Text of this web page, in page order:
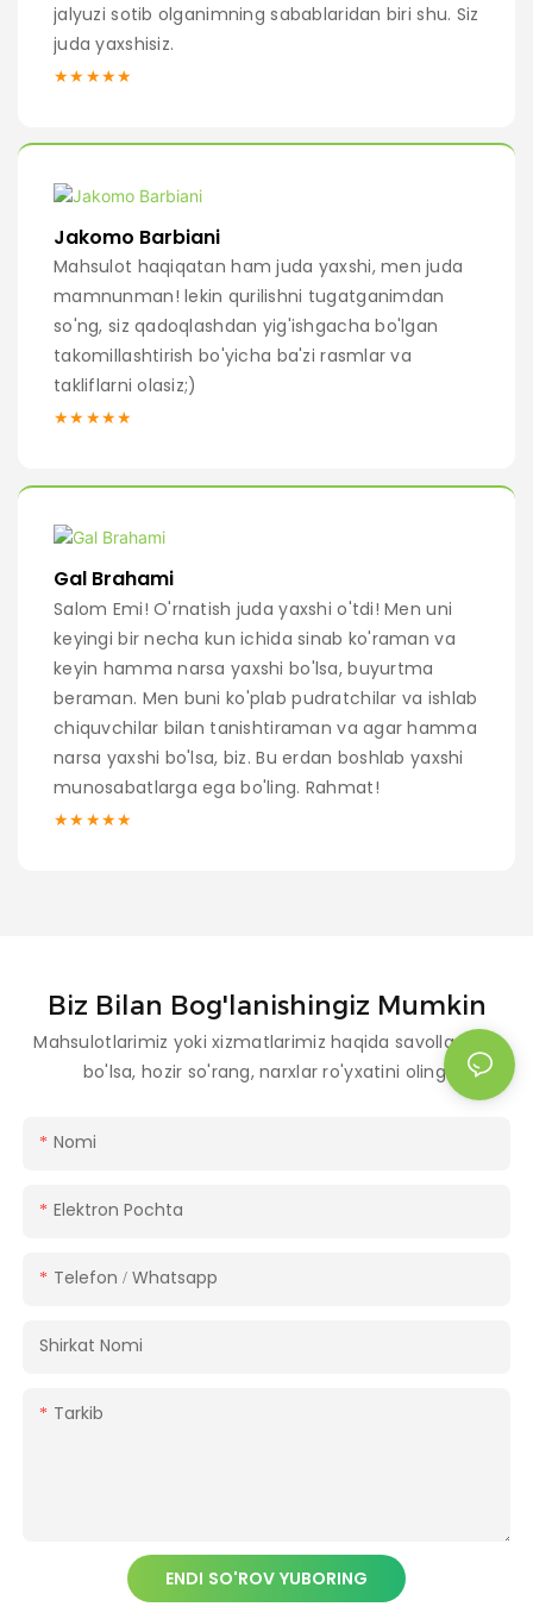
jalyuzi sotib olganimning sabablaridan biri shu. Siz
juda yaxshisiz.
★★★★★
Jakomo Barbiani
Mahsulot haqiqatan ham juda yaxshi, men juda
mamnunman! lekin qurilishni tugatganimdan
so'ng, siz qadoqlashdan yig'ishgacha bo'lgan
takomillashtirish bo'yicha ba'zi rasmlar va
takliflarni olasiz;)
★★★★★
Gal Brahami
Salom Emi! O'rnatish juda yaxshi o'tdi! Men uni
keyingi bir necha kun ichida sinab ko'raman va
keyin hamma narsa yaxshi bo'lsa, buyurtma
beraman. Men buni ko'plab pudratchilar va ishlab
chiquvchilar bilan tanishtiraman va agar hamma
narsa yaxshi bo'lsa, biz. Bu erdan boshlab yaxshi
munosabatlarga ega bo'ling. Rahmat!
★★★★★
Biz Bilan Bog'lanishingiz Mumkin
Mahsulotlarimiz yoki xizmatlarimiz haqida savollaringiz
bo'lsa, hozir so'rang, narxlar ro'yxatini oling.
Nomi
Elektron Pochta
Telefon / Whatsapp
Shirkat Nomi
Tarkib
ENDI SO'ROV YUBORING